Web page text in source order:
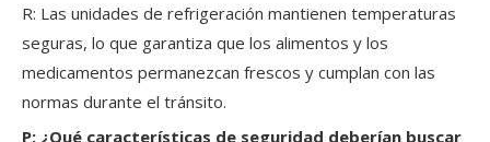
R: Las unidades de refrigeración mantienen temperaturas
seguras, lo que garantiza que los alimentos y los
medicamentos permanezcan frescos y cumplan con las
normas durante el tránsito.
P: ¿Qué características de seguridad deberían buscar